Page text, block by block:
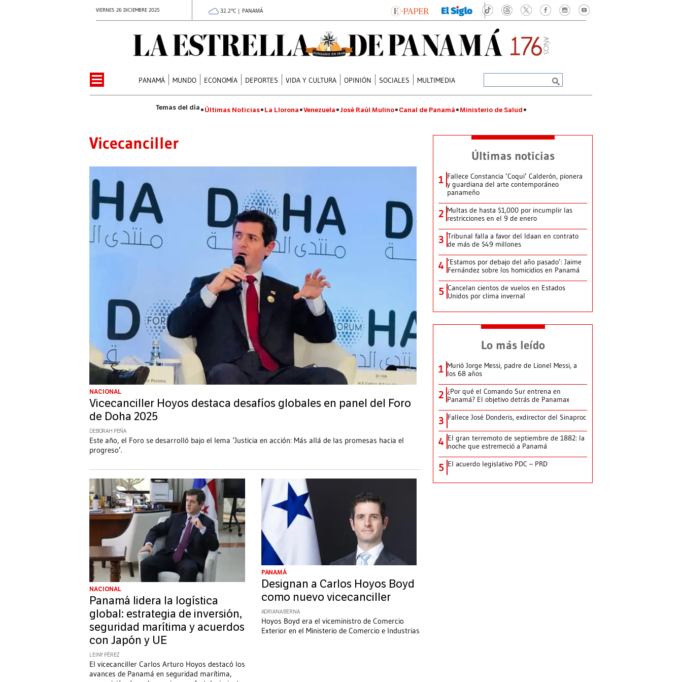
VIERNES 26 DICIEMBRE 2025 32.2°C | PANAMÁ
PANAMÁ MUNDO ECONOMÍA DEPORTES VIDA Y CULTURA OPINIÓN SOCIALES MULTIMEDIA
Últimas Noticias La Llorona Venezuela José Raúl Mulino Canal de Panamá Ministerio de Salud
Vicecanciller
NACIONAL
Vicecanciller Hoyos destaca desafíos globales en panel del Foro
de Doha 2025
DEBORAH PEÑA
Este año, el Foro se desarrolló bajo el lema ‘Justicia en acción: Más allá de las promesas hacia el
progreso’.
NACIONAL
Panamá lidera la logística
global: estrategia de inversión,
seguridad marítima y acuerdos
con Japón y UE
LEINY PÉREZ
El vicecanciller Carlos Arturo Hoyos destacó los
avances de Panamá en seguridad marítima,
PANAMÁ
Designan a Carlos Hoyos Boyd
como nuevo vicecanciller
ADRIANA BERNA
Hoyos Boyd era el viceministro de Comercio
Exterior en el Ministerio de Comercio e Industrias
Últimas noticias
1 Fallece Constancia ‘Coqui’ Calderón, pionera
y guardiana del arte contemporáneo
panameño
2 Multas de hasta $1,000 por incumplir las
restricciones en el 9 de enero
3 Tribunal falla a favor del Idaan en contrato
de más de $49 millones
4 ‘Estamos por debajo del año pasado’: Jaime
Fernández sobre los homicidios en Panamá
5 Cancelan cientos de vuelos en Estados
Unidos por clima invernal
Lo más leído
1 Murió Jorge Messi, padre de Lionel Messi, a
los 68 años
2 ¿Por qué el Comando Sur entrena en
Panamá? El objetivo detrás de Panamax
3 Fallece José Donderis, exdirector del Sinaproc
4 El gran terremoto de septiembre de 1882: la
noche que estremeció a Panamá
5 El acuerdo legislativo PDC – PRD